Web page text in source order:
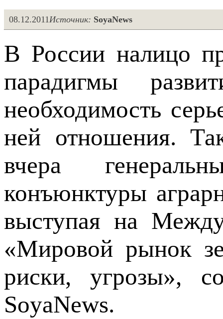
08.12.2011Источник: SoyaNews
В России налицо
парадигмы
необходимость
ней отношения.
вчера
конъюнктуры
выступая на
«Мировой рынок
риски, угрозы»,
SoyaNews.